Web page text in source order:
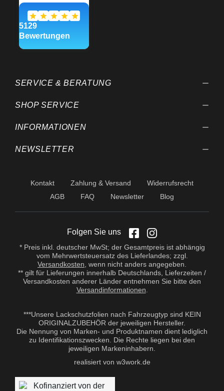
SERVICE & BERATUNG
SHOP SERVICE
INFORMATIONEN
NEWSLETTER
Kontakt Zahlung & Versand
Widerrufsrecht
AGB
FAQ Newsletter Blog
Folgen Sie uns
* Preis inkl. deutscher MwSt; der Gesamtpreis ist abhängig
vom Mehrwertsteuersatz des Lieferlandes; zzgl.
Versandkosten , wenn nicht anders angegeben.
** gilt für Lieferungen innerhalb Deutschlands, Lieferzeiten /
Versandkosten anderer Länder entnehmen Sie bitte den
Versandinformationen
***Unsere Lackschutzfolien nach Fahrzeugtyp sind KEIN
ORIGINALZUBEHÖR der jeweiligen Hersteller.
Die Nennung von Marken- und Produktnamen dient lediglich
zu Identifikationszwecken. Die Rechte liegen bei den
jeweiligen Markeninhabern.
realisiert von w3work.de